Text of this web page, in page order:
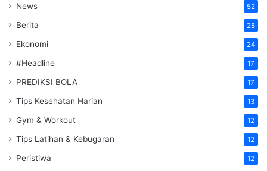
News 52
Berita 28
Ekonomi 24
#Headline 17
PREDIKSI BOLA 17
Tips Kesehatan Harian 13
Gym & Workout 12
Tips Latihan & Kebugaran 12
Peristiwa 12